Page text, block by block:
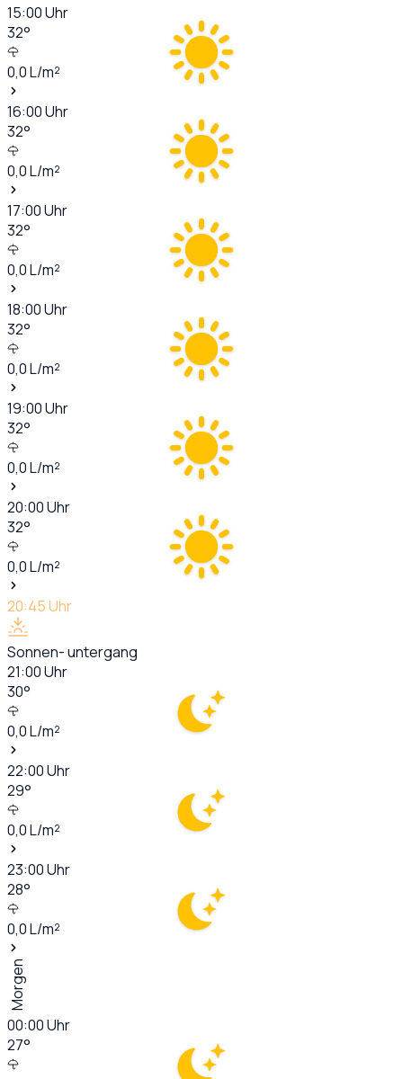
15:00Uhr
32°
0,0L/m²
16:00Uhr
32°
0,0L/m²
17:00Uhr
32°
0,0L/m²
18:00Uhr
32°
0,0L/m²
19:00Uhr
32°
0,0L/m²
20:00Uhr
32°
0,0L/m²
20:45Uhr
Sonnen- untergang
21:00Uhr
30°
0,0L/m²
22:00Uhr
29°
0,0L/m²
23:00Uhr
28°
0,0L/m²
Morgen
00:00Uhr
27°